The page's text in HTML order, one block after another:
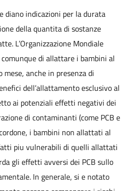
diano indicazioni per la durata
della quantita di sostanze
L’Organizzazione Mondiale
di allattare i bambini al
anche in presenza di
dell’allattamento esclusivo al
ai potenziali effetti negativi dei
di contaminanti (come PCB e
i bambini non allattati al
piu vulnerabili di quelli allattati
gli effetti avversi dei PCB sullo
In generale, si e notato